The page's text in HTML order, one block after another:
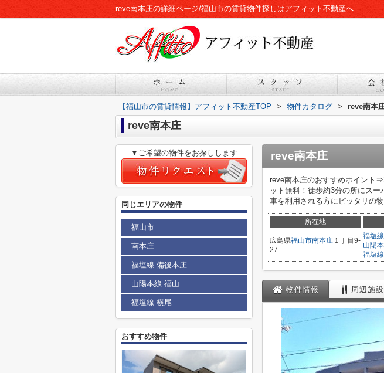
reve南本庄の詳細ページ/福山市の賃貸物件探しはアフィット不動産へ
【福山市の賃貸情報】アフィット不動産TOP > 物件カタログ > reve南本
reve南本庄
reve南本庄
reve南本庄のおすすめポイント
ット無料！徒歩約3分の所にス
車を利用される方にピッタリの
所在地
広島県福山市南本庄 １丁目9-
27
福塩線
山陽
福塩線
物件情報 周辺施設
▼ご希望の物件をお探しします
同じエリアの物件
福山市
南本庄
福塩線 備後本庄
山陽本線 福山
福塩線 横尾
おすすめ物件